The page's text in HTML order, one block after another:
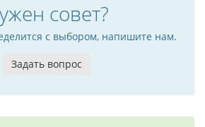
совет?
с выбором, напишите нам.
Задать вопрос